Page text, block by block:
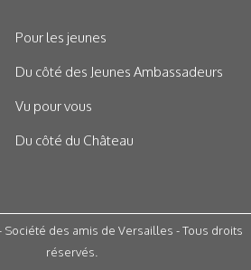
Pour les jeunes
Du côté des Jeunes Ambassadeurs
Vu pour vous
Du côté du Château
Société des amis de Versailles - Tous droits
réservés.